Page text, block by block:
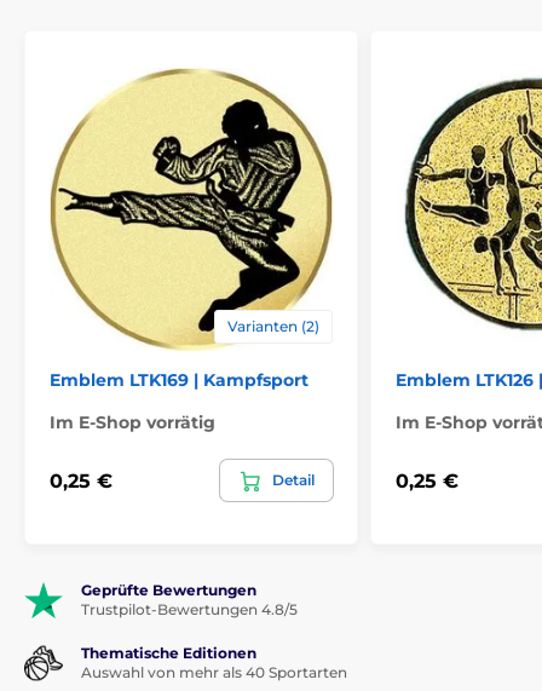
Varianten (2)
Emblem LTK169 | Kampfsport
Im E-Shop vorrätig
0,25 € Detail
Emblem
Im E-Shop
0,25 €
Geprüfte Bewertungen
Trustpilot-Bewertungen 4.8/5
Thematische Editionen
Auswahl von mehr als 40 Sportarten